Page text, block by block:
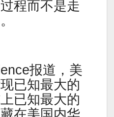
程而不是走
报道，美
已知最大的
已知最大的